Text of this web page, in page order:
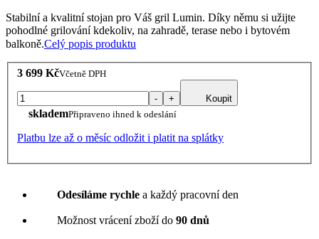
Stabilní a kvalitní stojan pro Váš gril Lumin. Díky němu si užijte
pohodlné grilování kdekoliv, na zahradě, terase nebo i bytovém
balkoně.Celý popis produktu
3 699 KčVčetně DPH
- + Koupit
sklademPřipraveno ihned k odeslání
Platbu lze až o měsíc odložit i platit na splátky
Odesíláme rychle a každý pracovní den
Možnost vrácení zboží do 90 dnů